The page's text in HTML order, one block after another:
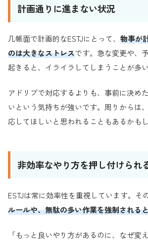
計画通りに進まない状況
几帳面で計画的なESTJにとって、 物事が
のは大きなストレスです。急な変更や、
起きると、イライラしてしまうことが多い
アドリブで対応するよりも、事前に決め
いという気持ちが強いです。周りからは
応してほしいと思われることもあるかもし
非効率なやり方を押し付けられ
ESTJは常に効率性を重視しています。その
ルールや、無駄の多い作業を強制される
「もっと良いやり方があるのに、なぜ変